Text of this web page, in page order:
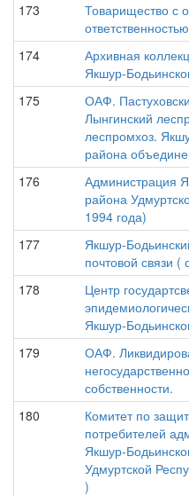
173
Товарищество с
174
Архивная
Якшур-
175
ОАФ.
Лынгинский
леспромхоз.
района
176
Администрация
района
1994 года)
177
Якшур-
почтовой связи (
178
Центр
Якшур-
179
ОАФ.
собственности.
180
Комитет по
потребителей
Якшур-
Удмуртской
)